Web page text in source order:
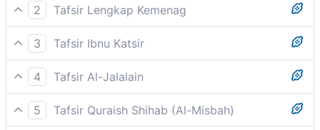
2
Tafsir Lengkap Kemenag
Allah mengetahui apa yang diucapkan oleh sahabat-
sahabat Nabi dan mengetahui pula apa yang
tersimpan dalam hatinya ketika Allah memperlihatkan
kepada Nabi dalam mimpi bahwa jumlah musuh itu
sedikit. Setelah Nabi memberitahukan kepada
sahabat-sahabatnya tentang mimpinya itu, maka
3
Tafsir Ibnu Katsir
Mujahid mengatakan bahwa Allah memperlihatkan
kepada Nabi-Nya di dalam mimpinya jumlah mereka
(kaum musyrik) sedikit, lalu Nabi Saw. menceritakan
hal itu kepada para sahabatnya. Hal tersebut
4
Tafsir Al-Jalalain
(Yaitu ketika Allah menampakkan mereka kepadamu
di dalam mimpimu) ketika kamu sedang tidur
5 Tafsir Quraish Shihab (Al-Misbah)